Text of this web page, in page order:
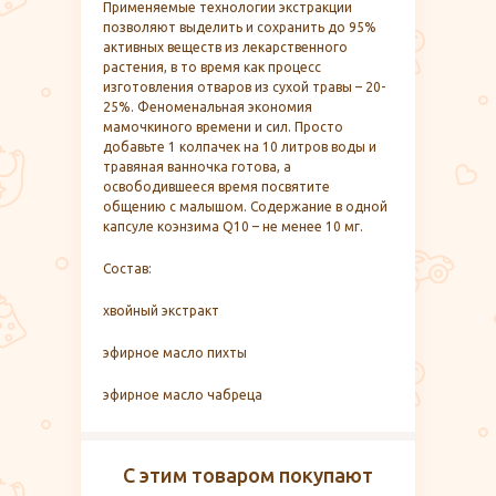
Применяемые технологии экстракции
позволяют выделить и сохранить до 95%
активных веществ из лекарственного
растения, в то время как процесс
изготовления отваров из сухой травы – 20-
25%. Феноменальная экономия
мамочкиного времени и сил. Просто
добавьте 1 колпачек на 10 литров воды и
травяная ванночка готова, а
освободившееся время посвятите
общению с малышом. Содержание в одной
капсуле коэнзима Q10 – не менее 10 мг.
Состав:
хвойный экстракт
эфирное масло пихты
эфирное масло чабреца
С этим товаром покупают